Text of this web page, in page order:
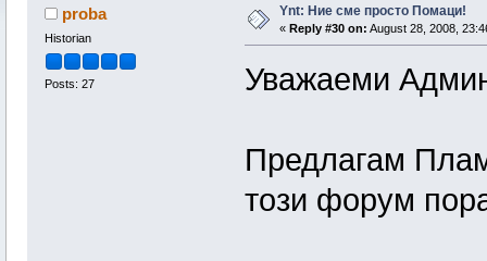
proba
Historian
Posts: 27
Ynt: Ние сме просто Помаци!
« Reply #30 on: August 28, 2008,
Уважаеми
Предлагам
този форум